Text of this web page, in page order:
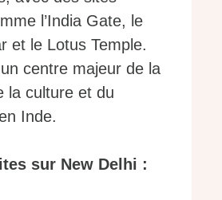
l’India Gate, le
et le Lotus Temple.
un centre majeur de la
la culture et du
Inde.
sur New Delhi :